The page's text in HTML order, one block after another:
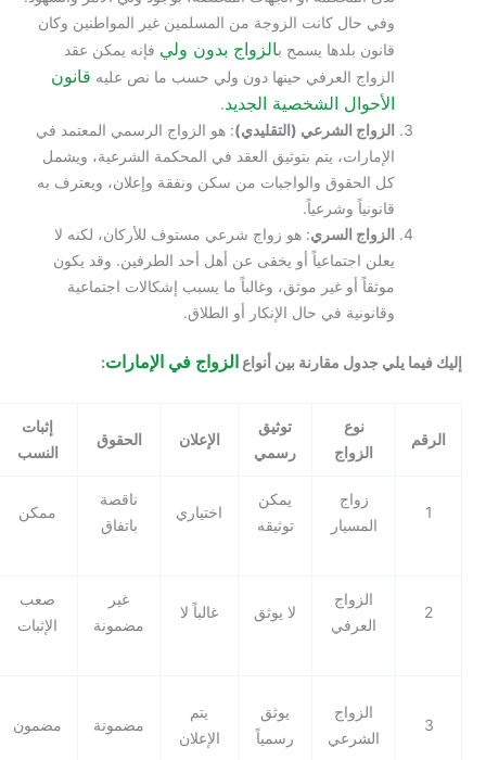
وفي حال كانت الزوجة من المسلمين غير المواطنين وكان
قانون بلدها يسمح بالزواج بدون وليفإنه يمكن عقد
الزواج العرفي حينها دون ولي حسب ما نص عليهقانون
الأحوال الشخصية الجديد.
الزواج الشرعي (التقليدي): هو الزواج الرسمي المعتمد في
الإمارات، يتم بتوثيق العقد في المحكمة الشرعية، ويشمل
كل الحقوق والواجبات من سكن ونفقة وإعلان، ويعترف به
قانونياً وشرعياً.
الزواج السري : هو زواج شرعي مستوف للأركان، لكنه لا
يعلن اجتماعياً أو يخفى عن أهل أحد الطرفين. وقد يكون
موثقاً أو غير موثق، وغالباً ما يسبب إشكالات اجتماعية
وقانونية في حال الإنكار أو الطلاق.
جدول مقارنة بين أنواعالزواج في الإمارات:
الزواج
توثيق
رسمي
الإعلان الحقوق
النسب
الوضع
القانوني
يمكن
توثيقه
اختياري
باتفاق
إذا وثق
لا يوثق غالباً لا
غير
مضمونة
صعب
الإثبات
غير
قانوني
يوثق
رسمياً
يتم
الإعلان
مضمونة مضمون
معترف